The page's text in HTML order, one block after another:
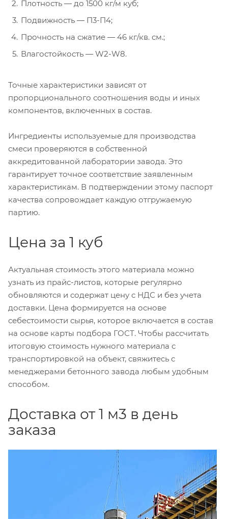
Плотность ― до 1500 кг/м куб;
Подвижность ― П3-П4;
Прочность на сжатие ― 46 кг/кв. см.;
Влагостойкость ― W2-W8.
Точные характеристики зависят от
пропорционального соотношения воды и иных
компонентов, включенных в состав.
Ингредиенты используемые для производства
смеси проверяются в собственной
аккредитованной лаборатории завода. Это
гарантирует точное соответствие заявленным
характеристикам. В подтверждении этому паспорт
качества сопровождает каждую отгружаемую
партию.
Цена за 1 куб
Актуальная стоимость этого материала можно
узнать из прайс-листов, которые регулярно
обновляются и содержат цену с НДС и без учета
доставки. Цена формируется на основе
себестоимости сырья, которое включается в состав
на основе карты подбора ГОСТ. Чтобы рассчитать
итоговую стоимость нужного материала с
транспортировкой на объект, свяжитесь с
менеджерами бетонного завода любым удобным
способом.
Доставка от 1 м3 в день
заказа